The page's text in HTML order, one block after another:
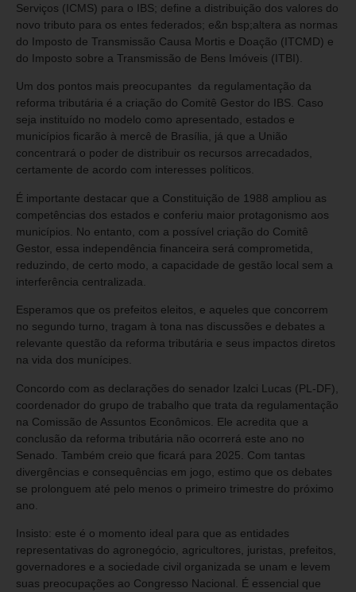
Serviços (ICMS) para o IBS; define a distribuição dos valores do
novo tributo para os entes federados; e&n bsp;altera as normas
do Imposto de Transmissão Causa Mortis e Doação (ITCMD) e
do Imposto sobre a Transmissão de Bens Imóveis (ITBI).
Um dos pontos mais preocupantes da regulamentação da
reforma tributária é a criação do Comitê Gestor do IBS. Caso
seja instituído no modelo como apresentado, estados e
municípios ficarão à mercê de Brasília, já que a União
concentrará o poder de distribuir os recursos arrecadados,
certamente de acordo com interesses políticos.
É importante destacar que a Constituição de 1988 ampliou as
competências dos estados e conferiu maior protagonismo aos
municípios. No entanto, com a possível criação do Comitê
Gestor, essa independência financeira será comprometida,
reduzindo, de certo modo, a capacidade de gestão local sem a
interferência centralizada.
Esperamos que os prefeitos eleitos, e aqueles que concorrem
no segundo turno, tragam à tona nas discussões e debates a
relevante questão da reforma tributária e seus impactos diretos
na vida dos munícipes.
Concordo com as declarações do senador Izalci Lucas (PL-DF),
coordenador do grupo de trabalho que trata da regulamentação
na Comissão de Assuntos Econômicos. Ele acredita que a
conclusão da reforma tributária não ocorrerá este ano no
Senado. Também creio que ficará para 2025. Com tantas
divergências e consequências em jogo, estimo que os debates
se prolonguem até pelo menos o primeiro trimestre do próximo
ano.
Insisto: este é o momento ideal para que as entidades
representativas do agronegócio, agricultores, juristas, prefeitos,
governadores e a sociedade civil organizada se unam e levem
suas preocupações ao Congresso Nacional. É essencial que